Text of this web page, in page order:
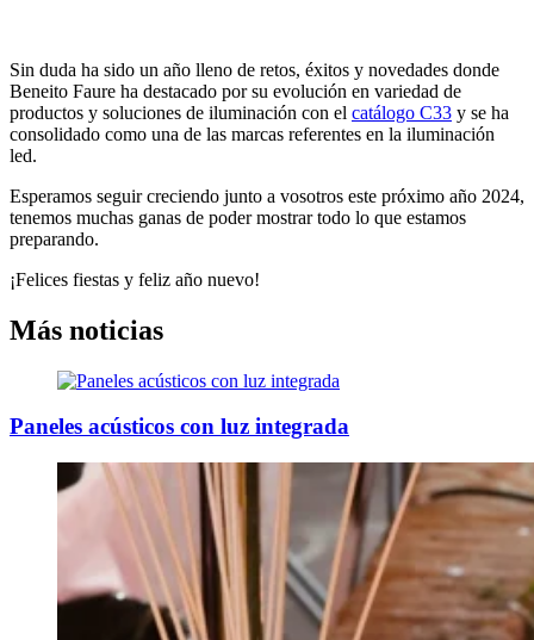
Sin duda ha sido un año lleno de retos, éxitos y novedades donde
Beneito Faure ha destacado por su evolución en variedad de
productos y soluciones de iluminación con el catálogo C33 y se ha
consolidado como una de las marcas referentes en la iluminación
led.
Esperamos seguir creciendo junto a vosotros este próximo año 2024,
tenemos muchas ganas de poder mostrar todo lo que estamos
preparando.
¡Felices fiestas y feliz año nuevo!
Más noticias
Paneles acústicos con luz integrada